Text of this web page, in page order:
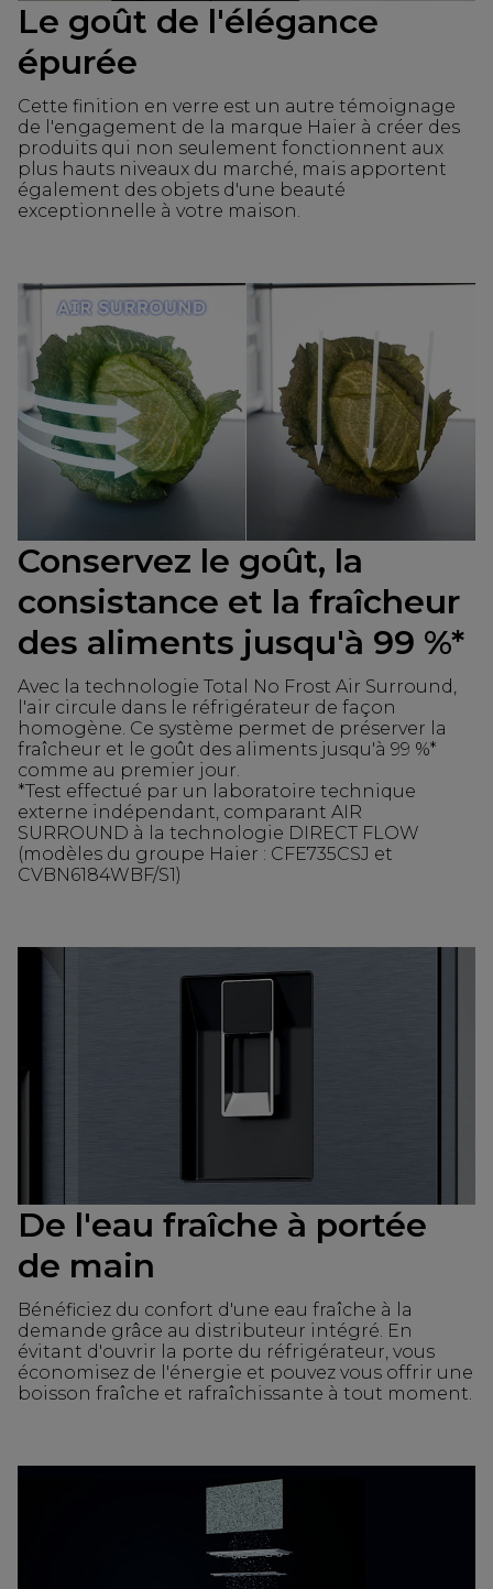
Le goût de l'élégance
épurée
Cette finition en verre est un autre témoignage
de l'engagement de la marque Haier à créer des
produits qui non seulement fonctionnent aux
plus hauts niveaux du marché, mais apportent
également des objets d'une beauté
exceptionnelle à votre maison.
Conservez le goût, la
consistance et la fraîcheur
des aliments jusqu'à 99 %*
Avec la technologie Total No Frost Air Surround,
l'air circule dans le réfrigérateur de façon
homogène. Ce système permet de préserver la
fraîcheur et le goût des aliments jusqu'à 99 %*
comme au premier jour.
*Test effectué par un laboratoire technique
externe indépendant, comparant AIR
SURROUND à la technologie DIRECT FLOW
(modèles du groupe Haier : CFE735CSJ et
CVBN6184WBF/S1)
De l'eau fraîche à portée
de main
Bénéficiez du confort d'une eau fraîche à la
demande grâce au distributeur intégré. En
évitant d'ouvrir la porte du réfrigérateur, vous
économisez de l'énergie et pouvez vous offrir une
boisson fraîche et rafraîchissante à tout moment.